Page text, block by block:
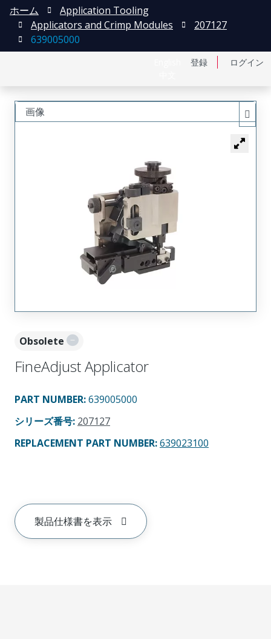
登録 ログイン
ホーム
Application Tooling
Applicators and Crimp Modules
207127
639005000
Obsolete
FineAdjust Applicator
PART NUMBER:639005000
シリーズ番号: 207127
REPLACEMENT PART NUMBER:639023100
製品仕様書を表示
画像